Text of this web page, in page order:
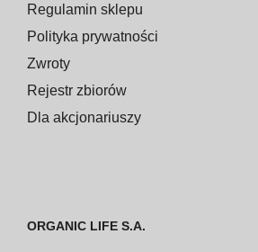
Regulamin sklepu
Polityka prywatności
Zwroty
Rejestr zbiorów
Dla akcjonariuszy
ORGANIC LIFE S.A.